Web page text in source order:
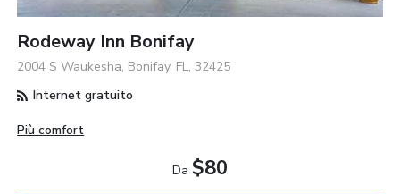
Rodeway Inn Bonifay
2004 S Waukesha, Bonifay, FL, 32425
Internet gratuito
Più comfort
Da $80